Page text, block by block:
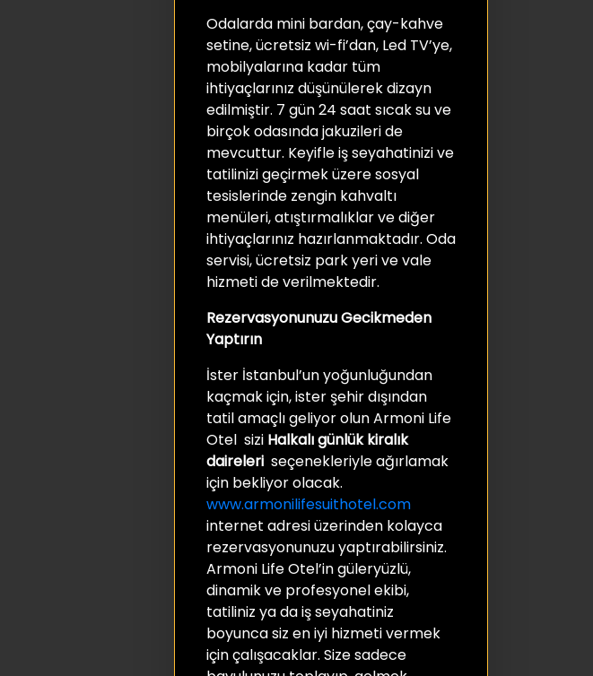
Odalarda mini bardan, çay-kahve
setine, ücretsiz wi-fi’dan, Led TV’ye,
mobilyalarına kadar tüm
ihtiyaçlarınız düşünülerek dizayn
edilmiştir. 7 gün 24 saat sıcak su ve
birçok odasında jakuzileri de
mevcuttur. Keyifle iş seyahatinizi ve
tatilinizi geçirmek üzere sosyal
tesislerinde zengin kahvaltı
menüleri, atıştırmalıklar ve diğer
ihtiyaçlarınız hazırlanmaktadır. Oda
servisi, ücretsiz park yeri ve vale
hizmeti de verilmektedir.
Rezervasyonunuzu Gecikmeden
Yaptırın
İster İstanbul’un yoğunluğundan
kaçmak için, ister şehir dışından
tatil amaçlı geliyor olun Armoni Life
Otel sizi Halkalı günlük kiralık
daireleri seçenekleriyle ağırlamak
için bekliyor olacak.
www.armonilifesuithotel.com
internet adresi üzerinden kolayca
rezervasyonunuzu yaptırabilirsiniz.
Armoni Life Otel’in güleryüzlü,
dinamik ve profesyonel ekibi,
tatiliniz ya da iş seyahatiniz
boyunca siz en iyi hizmeti vermek
için çalışacaklar. Size sadece